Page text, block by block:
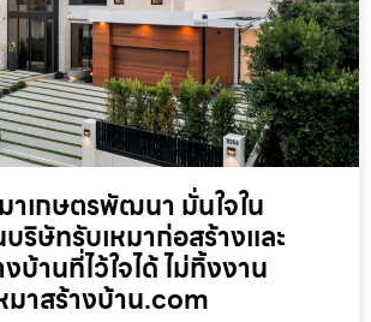
าเกษตรพัฒนา มั่นใจใน
ษัทรับเหมาก่อสร้างและ
บ้านที่ไว้ใจได้ ไม่ทิ้งงาน
มาสร้างบ้าน.com